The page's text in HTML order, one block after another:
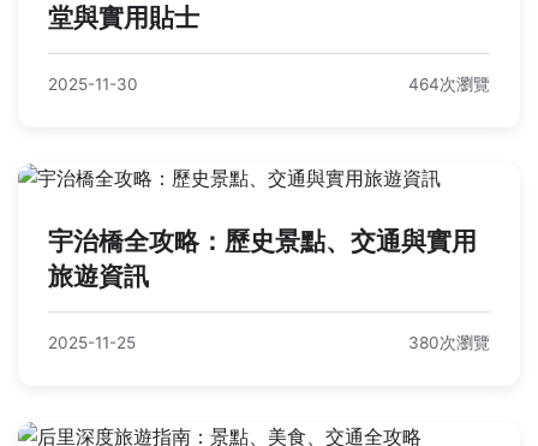
堂與實用貼士
2025-11-30 464次瀏覽
宇治橋全攻略：歷史景點、交通與實用
旅遊資訊
2025-11-25 380次瀏覽